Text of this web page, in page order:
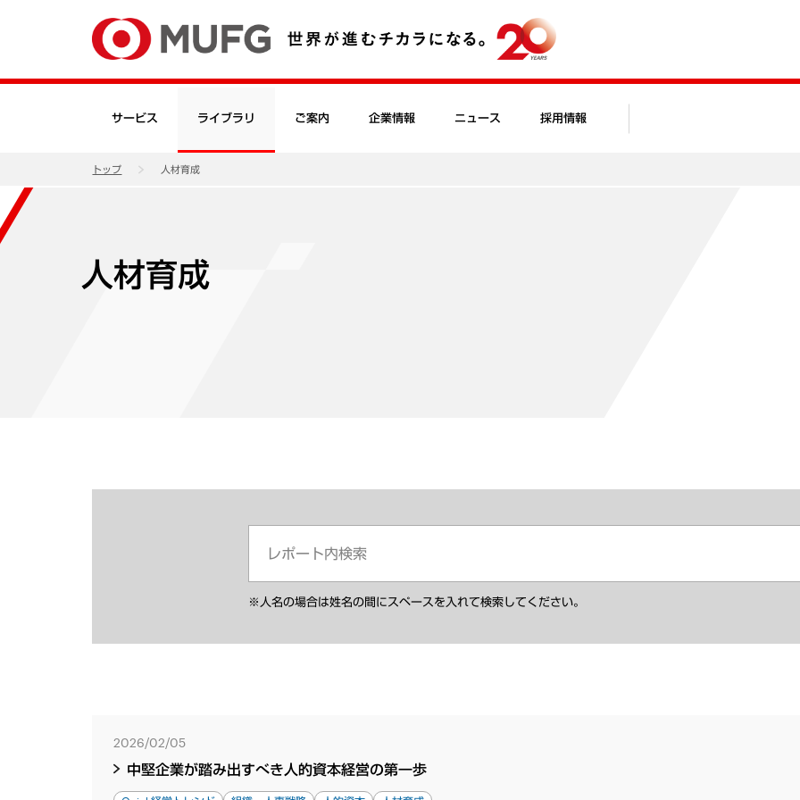
サービス ライブラリ ご案内 企業情報 ニュース 採用情報
トップ 人材育成
人材育成
※人名の場合は姓名の間にスペースを入れて検索してください。
2026/02/05
中堅企業が踏み出すべき人的資本経営の第一歩